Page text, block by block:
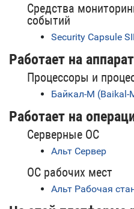
Средства
событий
Security Capsule
Работает на
Процессоры и
Байкал-М (Baikal-
Работает на
Серверные ОС
Альт Сервер
ОС рабочих мест
Альт Рабочая